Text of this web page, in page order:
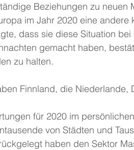
Beziehungen zu neuen
im Jahr 2020 eine andere
dass sie diese Situation bei
gemacht haben,
zu halten.
Finnland, die Niederlande,
für 2020 im
von Städten und
haben den Sektor